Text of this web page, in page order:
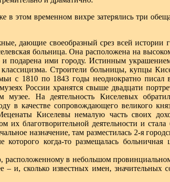
в этом временном вихре затерялись три
дающие своеобразный срез всей истории
больница. Она расположена на
подарена ими городу. Истинным
классицизма. Строители больницы, купцы
с 1810 по 1843 годы неоднократно
России хранятся свыше двадцати
музее. На деятельность Киселевых
в качестве сопровождающего великого
Киселевы немалую часть своих
их благотворительной деятельности и
назначение, там разместилась 2-я
которого когда-то размещалась
расположенному в небольшом
– и, сколько известных имен,